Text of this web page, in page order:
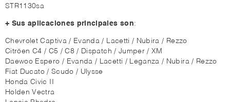
STR1130sa
+ Sus aplicaciones principales son:
Chevrolet Captiva / Evanda / Lacetti / Nubira / Rezzo
Citröen C4 / C5 / C8 / Dispatch / Jumper / XM
Daewoo Espero / Evanda / Lacetti / Leganza / Nubira / Rezzo
Fiat Ducato / Scudo / Ulysse
Honda Civic II
Holden Vectra